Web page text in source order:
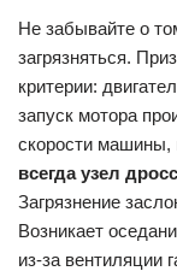
Не забывайте о
загрязняться.
критерии:
запуск мотора
скорости машины,
всегда узел
Загрязнение
Возникает
из-за вентиляции